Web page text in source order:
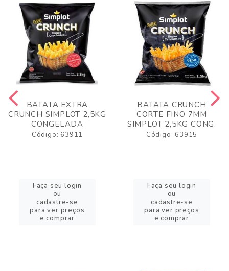
BATATA EXTRA
CRUNCH SIMPLOT 2,5KG
CONGELADA
Código: 63911
Faça seu login
ou
cadastre-se
para ver preços
e comprar
BATATA CRUNCH
CORTE FINO 7MM
SIMPLOT 2,5KG CONG.
Código: 63915
Faça seu login
ou
cadastre-se
para ver preços
e comprar